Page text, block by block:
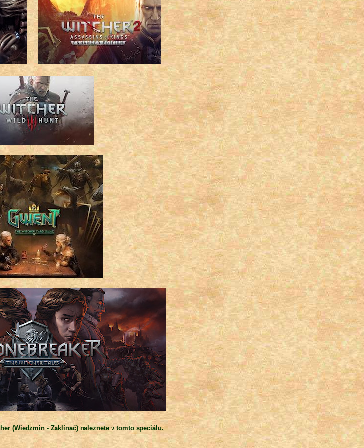
(Wiedzmin - Zaklínač) naleznete v tomto speciálu.